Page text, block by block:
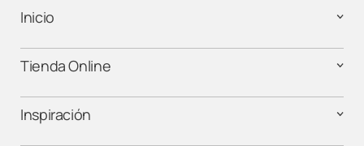
Inicio
Tienda Online
Inspiración